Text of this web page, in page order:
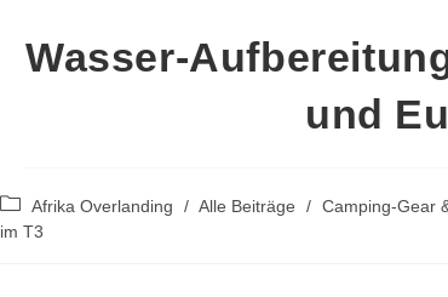
Wasser-
und
Beitrags-
Kategorie:
Afrika Overlanding / Alle Beiträge / Camping-Gear
im T3